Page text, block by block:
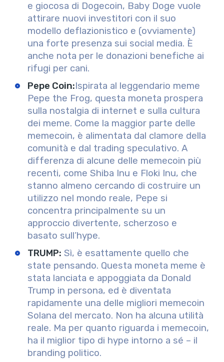
e giocosa di Dogecoin, Baby Doge vuole
attirare nuovi investitori con il suo
modello deflazionistico e (ovviamente)
una forte presenza sui social media. È
anche nota per le donazioni benefiche ai
rifugi per cani.
Pepe Coin:Ispirata al leggendario meme
Pepe the Frog, questa moneta prospera
sulla nostalgia di internet e sulla cultura
dei meme. Come la maggior parte delle
memecoin, è alimentata dal clamore della
comunità e dal trading speculativo. A
differenza di alcune delle memecoin più
recenti, come Shiba Inu e Floki Inu, che
stanno almeno cercando di costruire un
utilizzo nel mondo reale, Pepe si
concentra principalmente su un
approccio divertente, scherzoso e
basato sull’hype.
TRUMP: Sì, è esattamente quello che
state pensando. Questa moneta meme è
stata lanciata e appoggiata da Donald
Trump in persona, ed è diventata
rapidamente una delle migliori memecoin
Solana del mercato. Non ha alcuna utilità
reale. Ma per quanto riguarda i memecoin,
ha il miglior tipo di hype intorno a sé – il
branding politico.